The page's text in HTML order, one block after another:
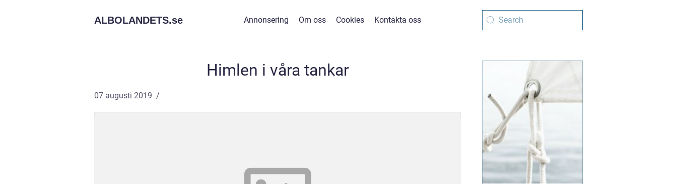
ALBOLANDETS.se Annonsering Om oss Cookies Kontakta oss
Himlen i våra tankar
07 augusti 2019